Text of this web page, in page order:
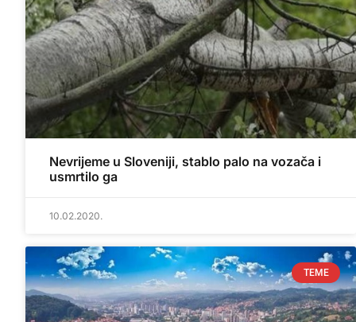
Nevrijeme u Sloveniji, stablo palo na vozača i
usmrtilo ga
10.02.2020.
TEME